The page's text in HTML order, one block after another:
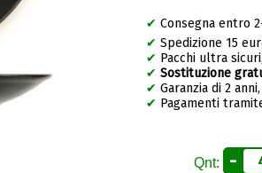
✔ Consegna entro
✔ Spedizione 15
✔ Pacchi ultra
✔ Sostituzione
✔ Garanzia di 2
✔ Pagamenti
Qnt: -